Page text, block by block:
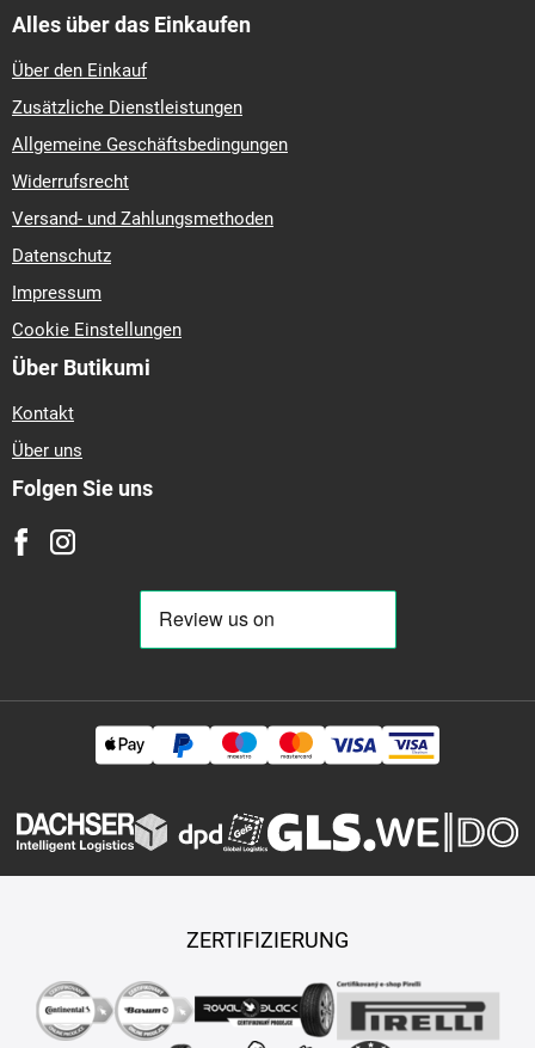
Alles über das Einkaufen
Über den Einkauf
Zusätzliche Dienstleistungen
Allgemeine Geschäftsbedingungen
Widerrufsrecht
Versand- und Zahlungsmethoden
Datenschutz
Impressum
Cookie Einstellungen
Über Butikumi
Kontakt
Über uns
Folgen Sie uns
ZERTIFIZIERUNG